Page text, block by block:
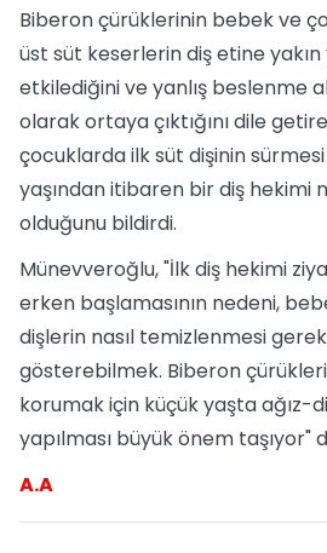
Biberon çürüklerinin bebek ve
üst süt keserlerin diş etine
etkilediğini ve yanlış beslenme
olarak ortaya çıktığını dile
çocuklarda ilk süt dişinin
yaşından itibaren bir diş hekimi
olduğunu bildirdi.
Münevveroğlu, "İlk diş hekimi
erken başlamasının nedeni,
dişlerin nasıl temizlenmesi
gösterebilmek. Biberon
korumak için küçük yaşta ağız-
yapılması büyük önem taşıyor"
A.A